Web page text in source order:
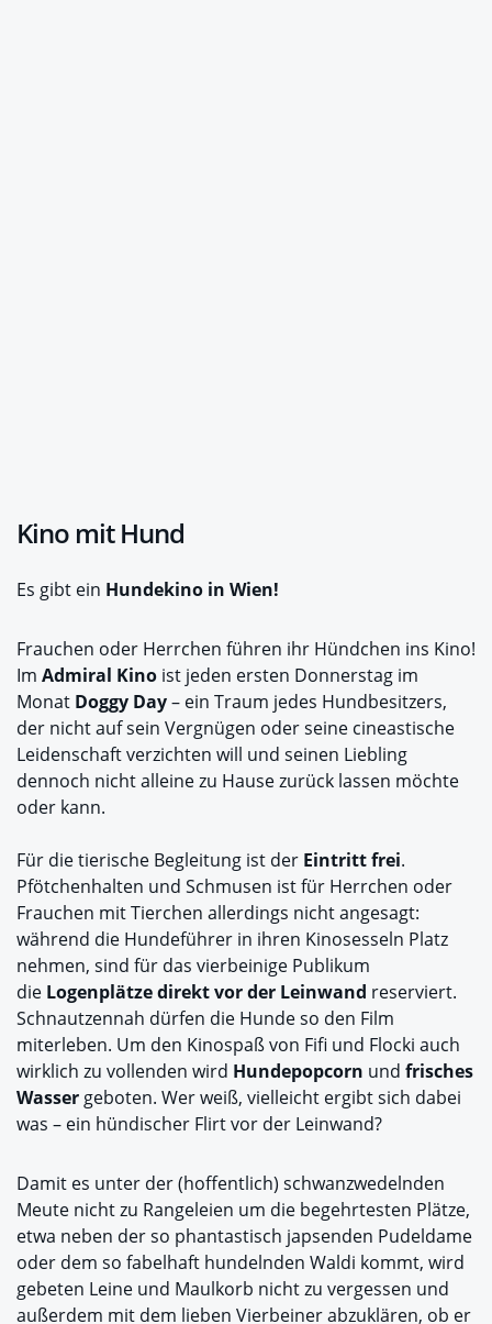
Kino mit Hund
Es gibt ein Hundekino in Wien!
Frauchen oder Herrchen führen ihr Hündchen ins Kino!
Im Admiral Kino ist jeden ersten Donnerstag im
Monat Doggy Day– ein Traum jedes Hundbesitzers,
der nicht auf sein Vergnügen oder seine cineastische
Leidenschaft verzichten will und seinen Liebling
dennoch nicht alleine zu Hause zurück lassen möchte
oder kann.
Für die tierische Begleitung ist der Eintritt frei.
Pfötchenhalten und Schmusen ist für Herrchen oder
Frauchen mit Tierchen allerdings nicht angesagt:
während die Hundeführer in ihren Kinosesseln Platz
nehmen, sind für das vierbeinige Publikum
die Logenplätze direkt vor der Leinwand reserviert.
Schnautzennah dürfen die Hunde so den Film
miterleben. Um den Kinospaß von Fifi und Flocki auch
wirklich zu vollenden wird Hundepopcorn und frisches
Wasser geboten. Wer weiß, vielleicht ergibt sich dabei
was – ein hündischer Flirt vor der Leinwand?
Damit es unter der (hoffentlich) schwanzwedelnden
Meute nicht zu Rangeleien um die begehrtesten Plätze,
etwa neben der so phantastisch japsenden Pudeldame
oder dem so fabelhaft hundelnden Waldi kommt, wird
gebeten Leine und Maulkorb nicht zu vergessen und
außerdem mit dem lieben Vierbeiner abzuklären, ob er